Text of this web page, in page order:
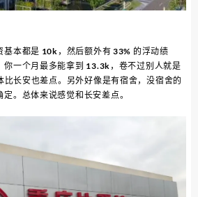
基本都是 10k，然后额外有 33% 的浮动绩
你一个月最多能拿到 13.3k，卷不过别人就是
比长安也差点。另外好像是有宿舍，没宿舍的
。总体来说感觉和长安差点。